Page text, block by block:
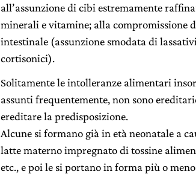
all’assunzione di cibi estremamente
minerali e vitamine; alla compromissione
intestinale (assunzione smodata di
cortisonici).
Solitamente le intolleranze alimentari
assunti frequentemente, non sono
ereditare la predisposizione.
Alcune si formano già in età neonatale a
latte materno impregnato di tossine
etc., e poi le si portano in forma più o